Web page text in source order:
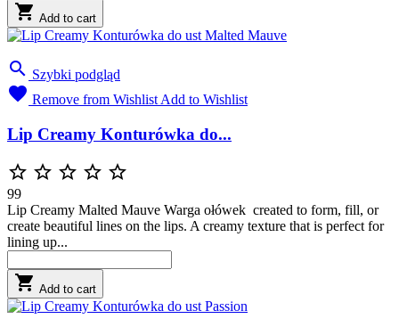
 Add to cart
 Szybki podgląd
 Remove from Wishlist Add to Wishlist
Lip Creamy Konturówka do...
    
99
Lip Creamy Malted Mauve Warga ołówek created to form, fill, or
create beautiful lines on the lips. A creamy texture that is perfect for
lining up...
 Add to cart